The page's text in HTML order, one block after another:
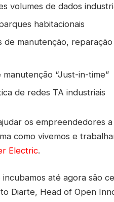
volumes de dados
habitacionais
manutenção,
“Just-in-time”
de redes TA industriais
os empreendedores
como vivemos e
Electric.
até agora são
Diarte, Head of Open